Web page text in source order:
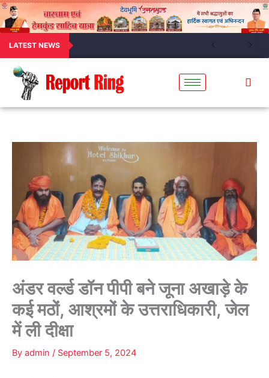
LATEST NEWS
अंडर वर्ल्ड डॉन पीपी बने जूना अखाड़े के
कई मठों, आश्रमों के उत्तराधिकारी, जेल
में ली दीक्षा
By admin / September 5, 2024